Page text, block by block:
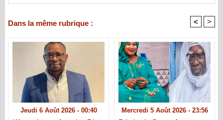
Dans la même rubrique : < >
Jeudi 6 Août 2026 - 00:40 Mercredi 5 Août 2026 - 23:56